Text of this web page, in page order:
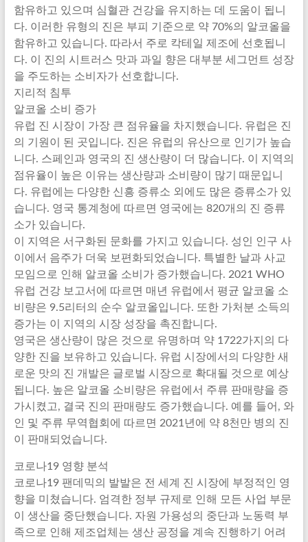
함유하고 있으며 심혈관 건강을 유지하는 데 도움이 됩니
다. 이러한 유형의 진은 부피 기준으로 약 70%의 알코올을
함유하고 있습니다. 따라서 주로 칵테일 제조에 선호됩니
다. 이 진의 시트러스 맛과 과일 향은 대부분 세그먼트 성장
을 주도하는 소비자가 선호합니다.
지리적 침투
알코올 소비 증가
유럽 진 시장이 가장 큰 점유율을 차지했습니다. 유럽은 진
의 기원이 된 곳입니다. 진은 유럽의 유산으로 인기가 높습
니다. 스페인과 영국의 진 생산량이 더 많습니다. 이 지역의
점유율이 높은 이유는 생산량과 소비량이 많기 때문입니
다. 유럽에는 다양한 신흥 증류소 외에도 많은 증류소가 있
습니다. 영국 통계청에 따르면 영국에는 820개의 진 증류
소가 있습니다.
이 지역은 서구화된 문화를 가지고 있습니다. 성인 인구 사
이에서 음주가 더욱 보편화되었습니다. 특별한 날과 사교
모임으로 인해 알코올 소비가 증가했습니다. 2021 WHO
유럽 건강 보고서에 따르면 매년 유럽에서 평균 알코올 소
비량은 9.5리터의 순수 알코올입니다. 또한 가처분 소득의
증가는 이 지역의 시장 성장을 촉진합니다.
영국은 생산량이 많은 것으로 유명하며 약 1722가지의 다
양한 진을 보유하고 있습니다. 유럽 시장에서의 다양한 새
로운 맛의 진 개발은 글로벌 시장으로 확대될 것으로 예상
됩니다. 높은 알코올 소비량은 유럽에서 주류 판매량을 증
가시켰고, 결국 진의 판매량도 증가했습니다. 예를 들어, 와
인 및 주류 무역협회에 따르면 2021년에 약 8천만 병의 진
이 판매되었습니다.
코로나19 영향 분석
코로나19 팬데믹의 발발은 전 세계 진 시장에 부정적인 영
향을 미쳤습니다. 엄격한 정부 규제로 인해 모든 사업 부문
이 생산을 중단했습니다. 자원 가용성의 중단과 노동력 부
족으로 인해 제조업체는 생산 공정을 계속 진행하기 어려